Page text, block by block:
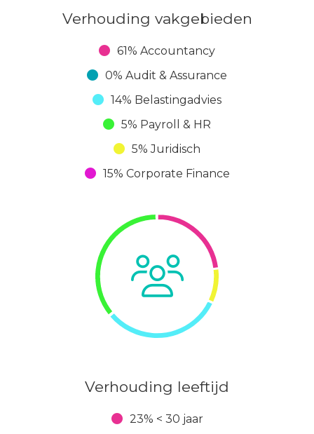
Verhouding vakgebieden
61% Accountancy
0% Audit & Assurance
14% Belastingadvies
5% Payroll & HR
5% Juridisch
15% Corporate Finance
Verhouding leeftijd
23% < 30 jaar